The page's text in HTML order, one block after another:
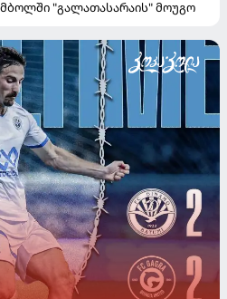
"გალათასარაის" მოუგო